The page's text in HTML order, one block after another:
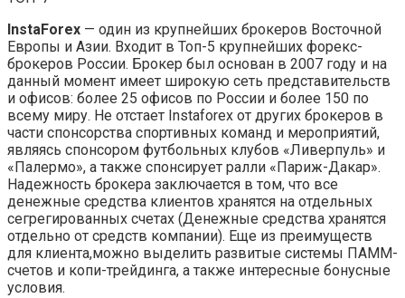
InstaForex — один из крупнейших брокеров Восточной
Европы и Азии. Входит в Топ-5 крупнейших форекс-
брокеров России. Брокер был основан в 2007 году и на
данный момент имеет широкую сеть представительств
и офисов: более 25 офисов по России и более 150 по
всему миру. Не отстает Instaforex от других брокеров в
части спонсорства спортивных команд и мероприятий,
являясь спонсором футбольных клубов «Ливерпуль» и
«Палермо», а также спонсирует ралли «Париж-Дакар».
Надежность брокера заключается в том, что все
денежные средства клиентов хранятся на отдельных
сегрегированных счетах (Денежные средства хранятся
отдельно от средств компании). Еще из преимуществ
для клиента,можно выделить развитые системы ПАММ-
счетов и копи-трейдинга, а также интересные бонусные
условия.